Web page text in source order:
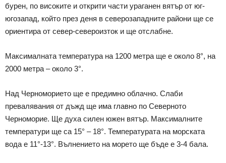
бурен, по високите и открити части ураганен вятър от юг-
югозапад, който през деня в северозападните райони ще се
ориентира от север-североизток и ще отслабне.
Максималната температура на 1200 метра ще е около 8°, на
2000 метра – около 3°.
Над Черноморието ще е предимно облачно. Слаби
превалявания от дъжд ще има главно по Северното
Черноморие. Ще духа силен южен вятър. Максималните
температури ще са 15° – 18°. Температурата на морската
вода е 11°-13°. Вълнението на морето ще бъде е 3-4 бала.